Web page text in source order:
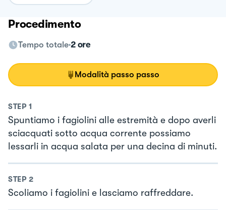
Procedimento
Tempo totale 2 ore
Modalità passo passo
STEP 1
Spuntiamo i fagiolini alle estremità e dopo averli
sciacquati sotto acqua corrente possiamo
lessarli in acqua salata per una decina di minuti.
STEP 2
Scoliamo i fagiolini e lasciamo raffreddare.